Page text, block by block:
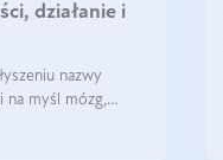
działanie i
nazwy
na myśl mózg,
rodziny: DHA oraz